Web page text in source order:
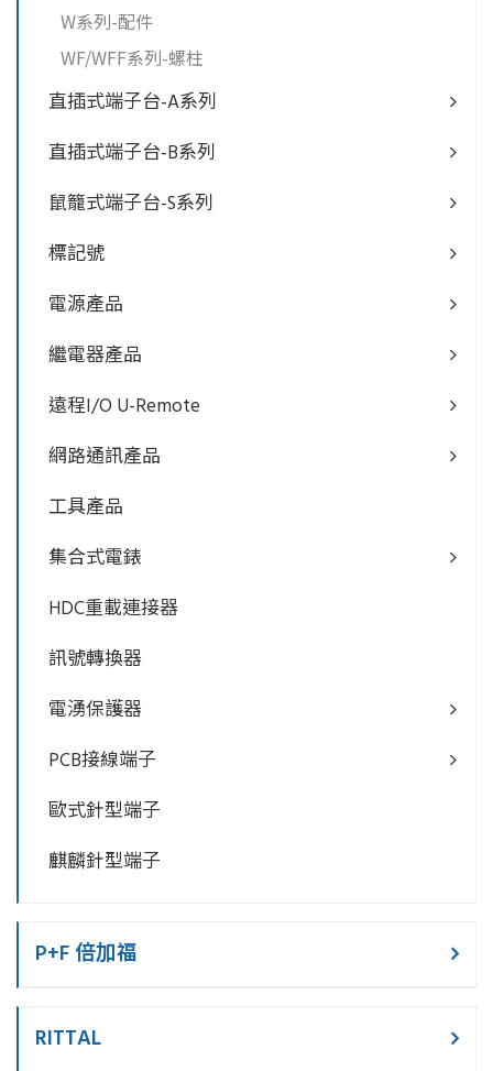
W系列-配件
WF/WFF系列-螺柱
直插式端子台-A系列
直插式端子台-B系列
鼠籠式端子台-S系列
標記號
電源產品
繼電器產品
遠程I/O U-Remote
網路通訊產品
工具產品
集合式電錶
HDC重載連接器
訊號轉換器
電湧保護器
PCB接線端子
歐式針型端子
麒麟針型端子
P+F 倍加福
RITTAL